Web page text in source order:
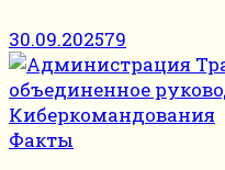
30.09.202579
Факты